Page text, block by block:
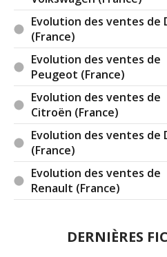
Evolution des ventes de
(France)
Evolution des ventes de
Peugeot (France)
Evolution des ventes de
Citroën (France)
Evolution des ventes de
(France)
Evolution des ventes de
Renault (France)
DERNIÈRES